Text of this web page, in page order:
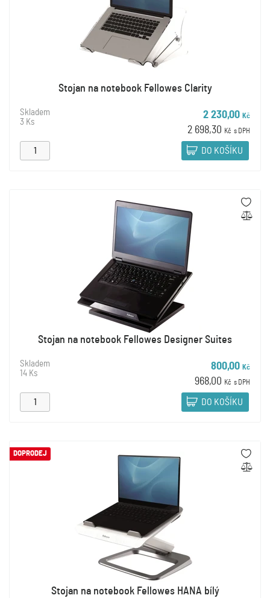
Stojan na notebook Fellowes Clarity
Skladem
3 Ks
2 230,00 Kč
2 698,30 Kč s DPH
DO KOŠÍKU
Stojan na notebook Fellowes Designer Suites
Skladem
14 Ks
800,00 Kč
968,00 Kč s DPH
DO KOŠÍKU
DOPRODEJ
Stojan na notebook Fellowes HANA bílý